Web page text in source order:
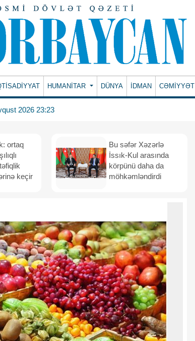
HUMANITAR DÜNYA İDMAN CƏMİYYƏT
2026 23:23
ortaq
keçir
Bu səfər Xəzərlə
İssık-Kul arasında
körpünü daha da
möhkəmləndirdi